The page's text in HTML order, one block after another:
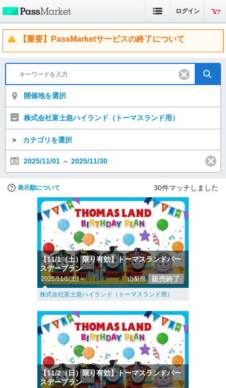
ログイン
【重要】PassMarketサービスの終了について
開催地を選択
株式会社富士急ハイランド（トーマスランド用）
＞ カテゴリを選択
2025/11/01 ～ 2025/11/30
表示順について 30件マッチしました
【11/1（土）限り有効】トーマスランドバー
スデープラン
2025/11/1(土)～ 山梨県 販売終了
株式会社富士急ハイランド（トーマスランド用）
【11/2（日）限り有効】トーマスランドバー
スデープラン